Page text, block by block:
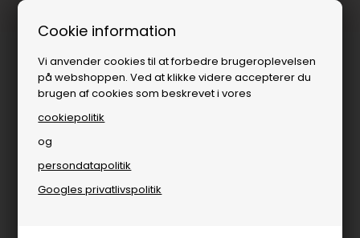
Cookie information
Vi anvender cookies til at forbedre brugeroplevelsen
på webshoppen. Ved at klikke videre accepterer du
brugen af cookies som beskrevet i vores
cookiepolitik
og
persondatapolitik
Googles privatlivspolitik